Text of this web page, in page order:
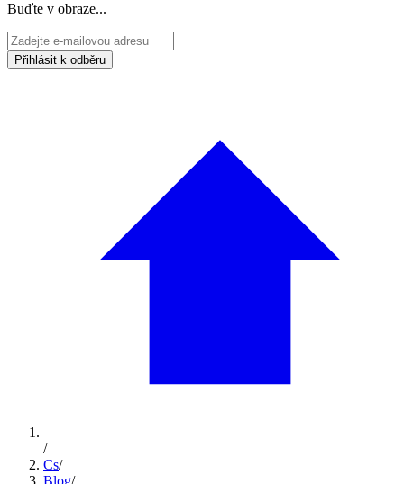
Buďte v obraze...
Přihlásit k odběru
/
Cs/